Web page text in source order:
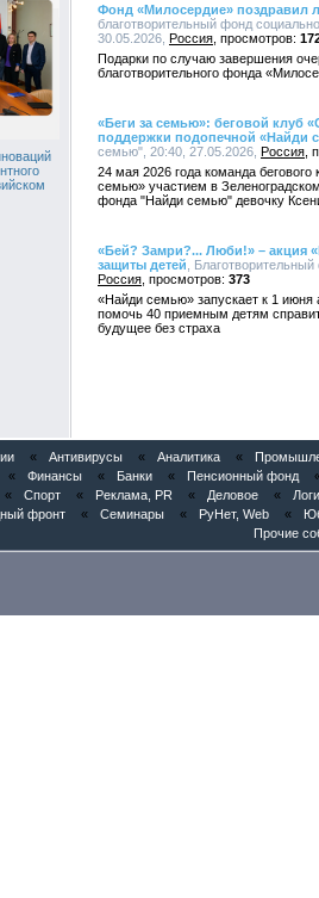
Фонд «Милосердие» поздравил
благотворительный фонд
30.05.2026, Россия
Подарки по случаю завершения
благотворительного фонда
«Беги за семью»: беговой клуб
поддержки подопечной «Найди
семью", 20:40, 27.05.2026, Россия
24 мая 2026 года команда
семью» участием в
фонда "Найди семью" девочку
«Бей? Замри?... Люби!» – акция
защиты детей ,
Россия
373
«Найди семью» запускает к 1
помочь 40 приемным детям
будущее без страха
« Антивирусы « Аналитика «
« Финансы « Банки « Пенсионный фонд
« Спорт « Реклама, PR « Деловое «
фронт « Семинары « РуНет, Web «
Прочие